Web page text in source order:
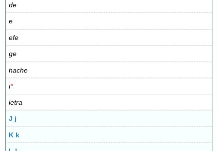
de
e
efe
ge
hache
i*
letra
J j
K k